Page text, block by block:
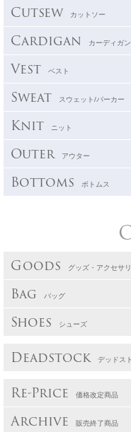
Cutsew カットソー
Cardigan カーディガン
Vest ベスト
Sweat スウェット/パーカー
Knit ニット
Outer アウター
Bottoms ボトムス
Goods グッズ・アクセサ
Bag バッグ
Shoes シューズ
Deadstock デッドス
Re-Price 価格改定商品
Archive 販売終了商品